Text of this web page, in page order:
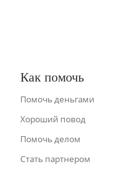
Как помочь
Помочь деньгами
Хороший повод
Помочь делом
Стать партнером